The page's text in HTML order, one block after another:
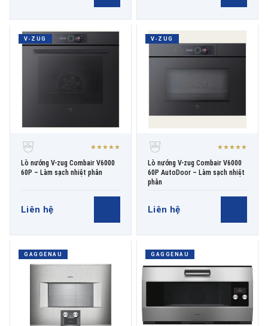
V-ZUG
★★★★★
Lò nướng V-zug Combair V6000
60P – Làm sạch nhiệt phân
Liên hệ
V-ZUG
★★★★★
Lò nướng V-zug Combair V6000
60P AutoDoor – Làm sạch nhiệt
phân
Liên hệ
GAGGENAU GAGGENAU